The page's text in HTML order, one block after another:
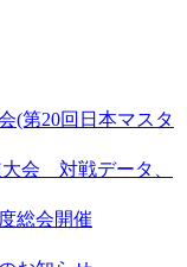
(第20回日本マスタ
大会 対戦データ、
総会開催